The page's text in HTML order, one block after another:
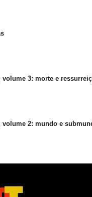
3: morte e
volume 2: mundo e